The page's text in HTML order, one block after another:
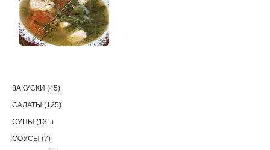
ЗАКУСКИ (45)
САЛАТЫ (125)
СУПЫ (131)
СОУСЫ (7)